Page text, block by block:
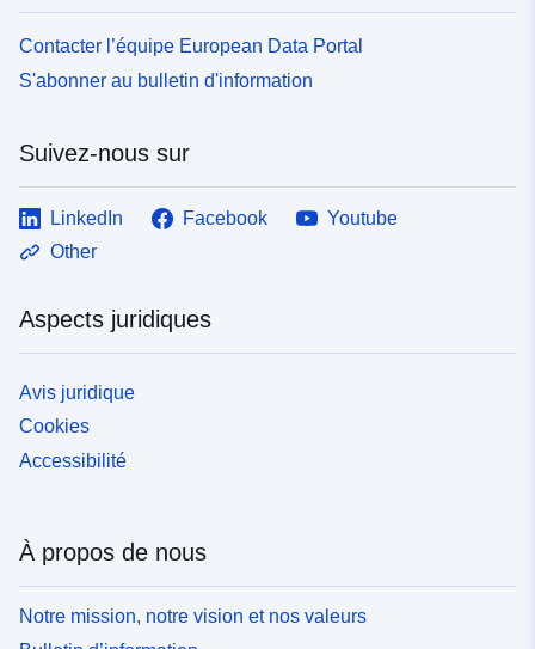
Contacter l’équipe European Data Portal
S'abonner au bulletin d'information
Suivez-nous sur
LinkedIn Facebook
Youtube
Other
Aspects juridiques
Avis juridique
Cookies
Accessibilité
À propos de nous
Notre mission, notre vision et nos valeurs